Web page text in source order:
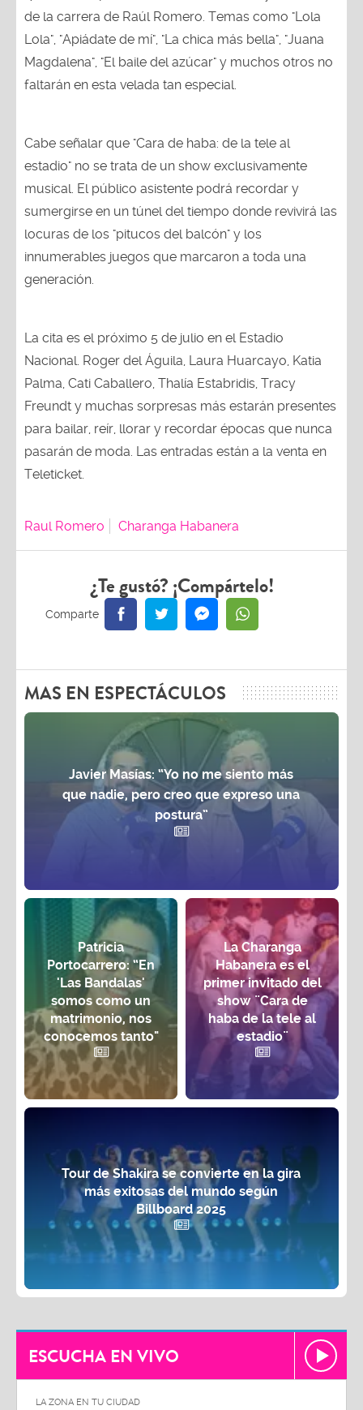
de la carrera de Raúl Romero. Temas como "Lola
Lola", "Apiádate de mí", "La chica más bella", "Juana
Magdalena", "El baile del azúcar" y muchos otros no
faltarán en esta velada tan especial.
Cabe señalar que "Cara de haba: de la tele al
estadio" no se trata de un show exclusivamente
musical. El público asistente podrá recordar y
sumergirse en un túnel del tiempo donde revivirá las
locuras de los "pitucos del balcón" y los
innumerables juegos que marcaron a toda una
generación.
La cita es el próximo 5 de julio en el Estadio
Nacional. Roger del Águila, Laura Huarcayo, Katia
Palma, Cati Caballero, Thalía Estabridis, Tracy
Freundt y muchas sorpresas más estarán presentes
para bailar, reír, llorar y recordar épocas que nunca
pasarán de moda. Las entradas están a la venta en
Teleticket.
Raul Romero Charanga Habanera
¿Te gustó? ¡Compártelo!
MAS EN ESPECTÁCULOS
Javier Masías: “Yo no me siento más
que nadie, pero creo que expreso una
postura”
Patricia
Portocarrero: “En
'Las Bandalas'
somos como un
matrimonio, nos
conocemos tanto"
La Charanga
Habanera es el
primer invitado del
show ¨Cara de
haba de la tele al
estadio¨
Tour de Shakira se convierte en la gira
más exitosas del mundo según
Billboard 2025
ESCUCHA EN VIVO
LA ZONA EN TU CIUDAD